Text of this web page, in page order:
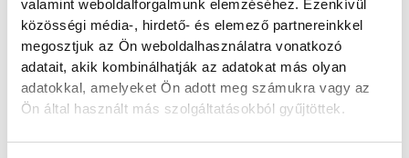
valamint weboldalforgalmunk elemzéséhez. Ezenkívül
közösségi média-, hirdető- és elemező partnereinkkel
megosztjuk az Ön weboldalhasználatra vonatkozó
adatait, akik kombinálhatják az adatokat más olyan
adatokkal, amelyeket Ön adott meg számukra vagy az
Ön által használt más szolgáltatásokból gyűjtöttek.
egy törött cserépdarab, és miért
veszítjük el az információ egy részét,
ha egy tárgyat dokumentáció nélkül
emelnek ki a földből? Többek között
ezekről beszélt Felber Zsombor, a
veszprémi Laczkó Dezső Múzeum
régésze a We Are Smart!